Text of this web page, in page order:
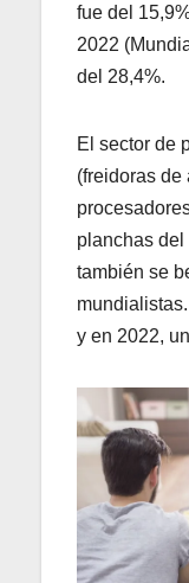
fue del
2022
del 28,4%.
El sector de
(freidoras de
planchas del
también se
y en 2022,